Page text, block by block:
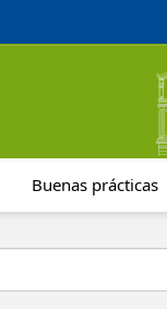
Buenas prácticas